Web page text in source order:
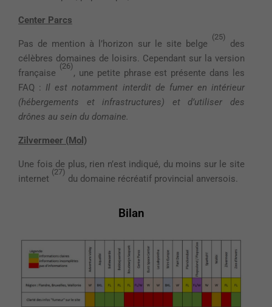
Center Parcs
Pas de mention à l’horizon sur le site belge
(25)
des
célèbres domaines de loisirs. Cependant sur la version
française
(26)
, une petite phrase est présente dans les
FAQ : Il est notamment interdit de fumer en intérieur
(hébergements et infrastructures) et d’utiliser des
drônes au sein du domaine.
Zilvermeer (Mol)
Une fois de plus, rien n’est indiqué, du moins sur le site
internet
(27)
du domaine récréatif provincial anversois.
Bilan